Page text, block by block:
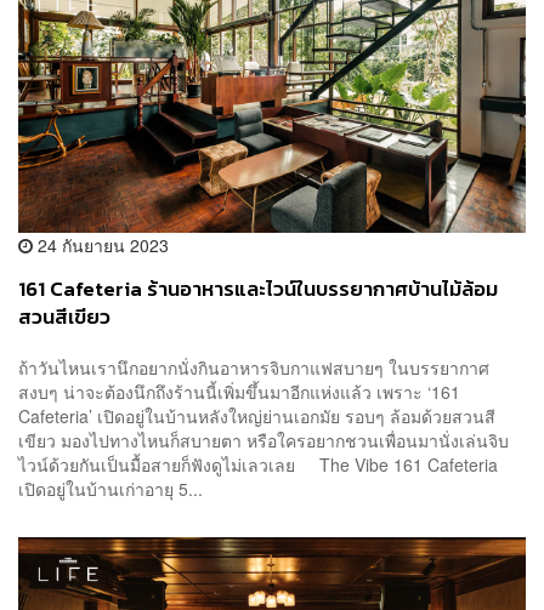
24 กันยายน 2023
161 Cafeteria ร้านอาหารและไวน์ในบรรยากาศบ้านไม้ล้อม
สวนสีเขียว
ถ้าวันไหนเรานึกอยากนั่งกินอาหารจิบกาแฟสบายๆ ในบรรยากาศ
สงบๆ น่าจะต้องนึกถึงร้านนี้เพิ่มขึ้นมาอีกแห่งแล้ว เพราะ ‘161
Cafeteria’ เปิดอยู่ในบ้านหลังใหญ่ย่านเอกมัย รอบๆ ล้อมด้วยสวนสี
เขียว มองไปทางไหนก็สบายตา หรือใครอยากชวนเพื่อนมานั่งเล่นจิบ
ไวน์ด้วยกันเป็นมื้อสายก็ฟังดูไม่เลวเลย The Vibe 161 Cafeteria
เปิดอยู่ในบ้านเก่าอายุ 5...